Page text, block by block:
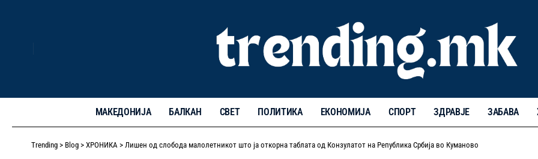
МАКЕДОНИЈА БАЛКАН СВЕТ ПОЛИТИКА ЕКОНОМИЈА СПОРТ ЗДРАВЈЕ ЗАБАВА
Trending > Blog > ХРОНИКА > Лишен од слобода малолетникот што ја откорна таблата од Конзулатот на Република Србија во Куманово